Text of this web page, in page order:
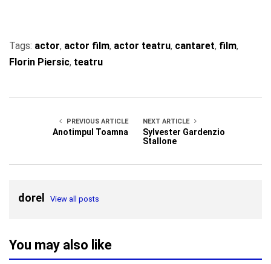
Tags: actor, actor film, actor teatru, cantaret, film,
Florin Piersic, teatru
PREVIOUS ARTICLE
Anotimpul Toamna
NEXT ARTICLE
Sylvester Gardenzio
Stallone
dorel View all posts
You may also like